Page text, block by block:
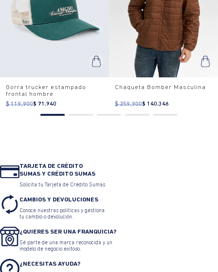
Gorra trucker estampado
frontal hombre
$ 119.900$ 71.940
Chaqueta Bomber Masculina
$ 259.900$ 140.346
TARJETA DE CRÉDITO
SUMAS Y CRÉDITO SUMAS
Solicita tu Tarjeta de Crédito Sumas
CAMBIOS Y DEVOLUCIONES
Conoce nuestras políticas y gestiona
tu cambio o devolución.
¿QUIERES SER UNA FRANQUICIA?
Sé parte de una marca reconocida y un
modelo de negocio exitoso.
¿NECESITAS AYUDA?